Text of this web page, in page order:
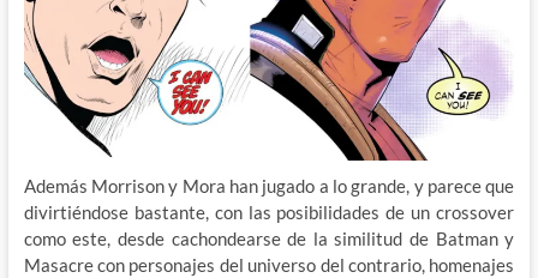
Además Morrison y Mora han jugado a lo grande, y parece que
divirtiéndose bastante, con las posibilidades de un crossover
como este, desde cachondearse de la similitud de Batman y
Masacre con personajes del universo del contrario, homenajes